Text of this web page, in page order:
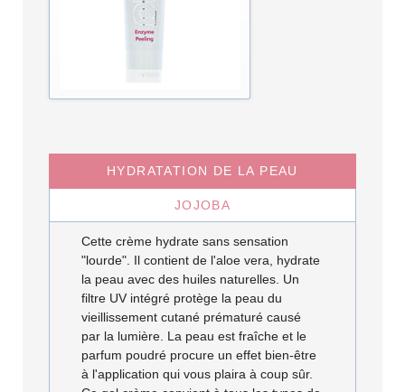
HYDRATATION DE LA PEAU
JOJOBA
Cette crème hydrate sans sensation
"lourde". Il contient de l'aloe vera, hydrate
la peau avec des huiles naturelles. Un
filtre UV intégré protège la peau du
vieillissement cutané prématuré causé
par la lumière. La peau est fraîche et le
parfum poudré procure un effet bien-être
à l'application qui vous plaira à coup sûr.